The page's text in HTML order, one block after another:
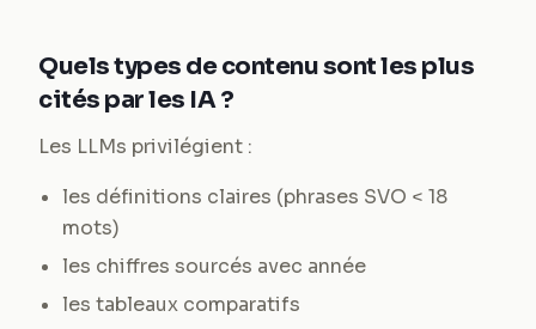
Quels types de contenu sont les plus
cités par les IA ?
Les LLMs privilégient :
les définitions claires (phrases SVO < 18
mots)
les chiffres sourcés avec année
les tableaux comparatifs